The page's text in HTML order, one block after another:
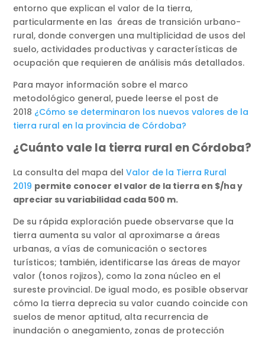
entorno que explican el valor de la tierra,
particularmente en las áreas de transición urbano-
rural, donde convergen una multiplicidad de usos del
suelo, actividades productivas y características de
ocupación que requieren de análisis más detallados.
Para mayor información sobre el marco
metodológico general, puede leerse el post de
2018 ¿Cómo se determinaron los nuevos valores de la
tierra rural en la provincia de Córdoba?
¿Cuánto vale la tierra rural en Córdoba?
La consulta del mapa delValor de la Tierra Rural
2019 permite conocer el valor de la tierra en $/ha y
apreciar su variabilidad cada 500 m.
De su rápida exploración puede observarse que la
tierra aumenta su valor al aproximarse a áreas
urbanas, a vías de comunicación o sectores
turísticos; también, identificarse las áreas de mayor
valor (tonos rojizos), como la zona núcleo en el
sureste provincial. De igual modo, es posible observar
cómo la tierra deprecia su valor cuando coincide con
suelos de menor aptitud, alta recurrencia de
inundación o anegamiento, zonas de protección